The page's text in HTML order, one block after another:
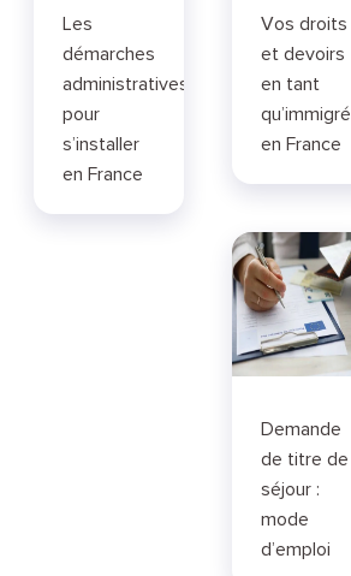
Les
démarches
administratives
pour
s’installer
en France
Vos droits
et devoirs
en tant
qu’immigré
en France
Demande
de titre de
séjour :
mode
d’emploi